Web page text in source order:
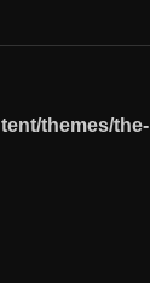
themes/the-